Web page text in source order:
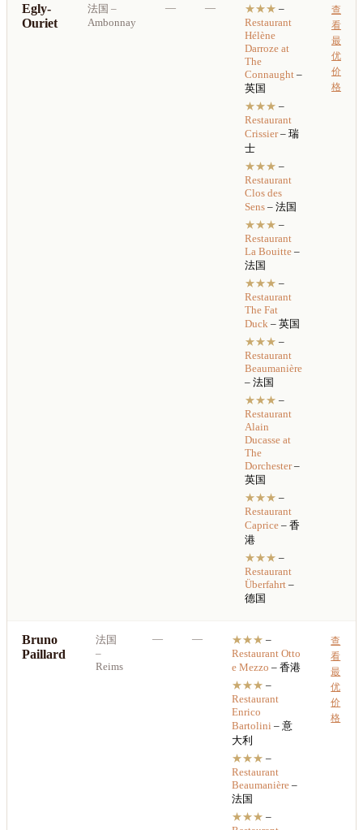
Egly-
Ouriet
法国 –
Ambonnay
— — ★★★ –
Restaurant
Hélène
Darroze at
The
Connaught–
英国
★★★ –
Restaurant
Crissier– 瑞
士
★★★ –
Restaurant
Clos des
Sens– 法国
★★★ –
Restaurant
La Bouitte–
法国
★★★ –
Restaurant
The Fat
Duck – 英国
★★★ –
Restaurant
Beaumanière
– 法国
★★★ –
Restaurant
Alain
Ducasse at
The
Dorchester–
英国
★★★ –
Restaurant
Caprice– 香
港
★★★ –
Restaurant
Überfahrt–
德国
查
看
最
优
价
格
Bruno
Paillard
法国
–
Reims
— — ★★★ –
RestaurantOtto
e Mezzo – 香港
★★★ –
Restaurant
Enrico
Bartolini – 意
大利
★★★ –
Restaurant
Beaumanière –
法国
★★★ –
查
看
最
优
价
格